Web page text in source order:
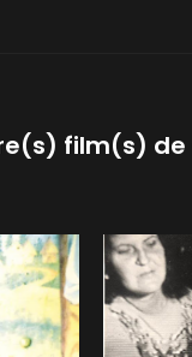
film(s) de